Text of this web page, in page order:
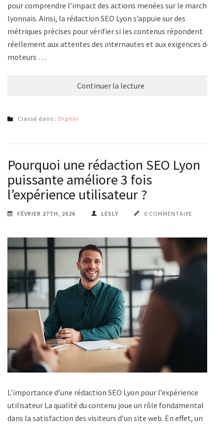
pour comprendre l’impact des actions menées sur le marché
lyonnais. Ainsi, la rédaction SEO Lyon s’appuie sur des
métriques précises pour vérifier si les contenus répondent
réellement aux attentes des internautes et aux exigences des
moteurs …
Continuer la lecture
Classé dans : Digital
Pourquoi une rédaction SEO Lyon
puissante améliore 3 fois
l’expérience utilisateur ?
FÉVRIER 27TH, 2026 LESLY 0 COMMENTAIRE
L’importance d’une rédaction SEO Lyon pour l’expérience
utilisateur La qualité du contenu joue un rôle fondamental
dans la satisfaction des visiteurs d’un site web. En effet, un